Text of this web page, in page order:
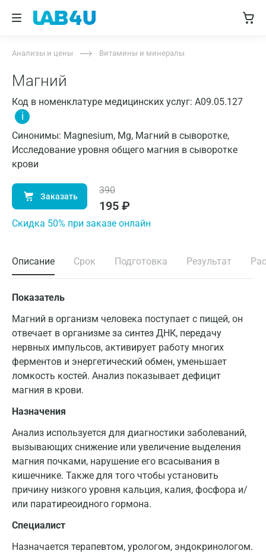
Анализы и цены Витамины и минералы
Магний
Код в номенклатуре медицинских услуг: A09.05.127
i
Синонимы: Magnesium, Mg, Магний в сыворотке,
Исследование уровня общего магния в сыворотке
крови
Заказать
390
195 ₽
Cкидка 50% при заказе онлайн
Описание Срок Подготовка Результат
Показатель
Магний в организм человека поступает с пищей, он
отвечает в организме за синтез ДНК, передачу
нервных импульсов, активирует работу многих
ферментов и энергетический обмен, уменьшает
ломкость костей. Анализ показывает дефицит
магния в крови.
Назначения
Анализ используется для диагностики заболеваний,
вызывающих снижение или увеличение выделения
магния почками, нарушение его всасывания в
кишечнике. Также для того чтобы установить
причину низкого уровня кальция, калия, фосфора и/
или паратиреоидного гормона.
Специалист
Назначается терапевтом, урологом, эндокринологом.